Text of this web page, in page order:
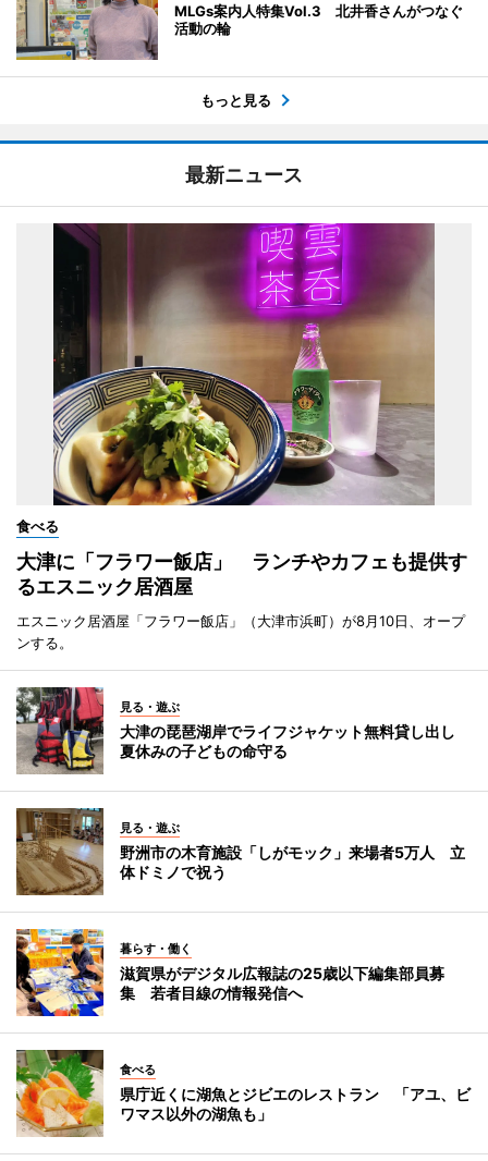
MLGs案内人特集Vol.3 北井香さんがつなぐ
活動の輪
もっと見る
最新ニュース
食べる
大津に「フラワー飯店」 ランチやカフェも提供す
るエスニック居酒屋
エスニック居酒屋「フラワー飯店」（大津市浜町）が8月10日、オープ
ンする。
見る・遊ぶ
大津の琵琶湖岸でライフジャケット無料貸し出し
夏休みの子どもの命守る
見る・遊ぶ
野洲市の木育施設「しがモック」来場者5万人 立
体ドミノで祝う
暮らす・働く
滋賀県がデジタル広報誌の25歳以下編集部員募
集 若者目線の情報発信へ
食べる
県庁近くに湖魚とジビエのレストラン 「アユ、ビ
ワマス以外の湖魚も」